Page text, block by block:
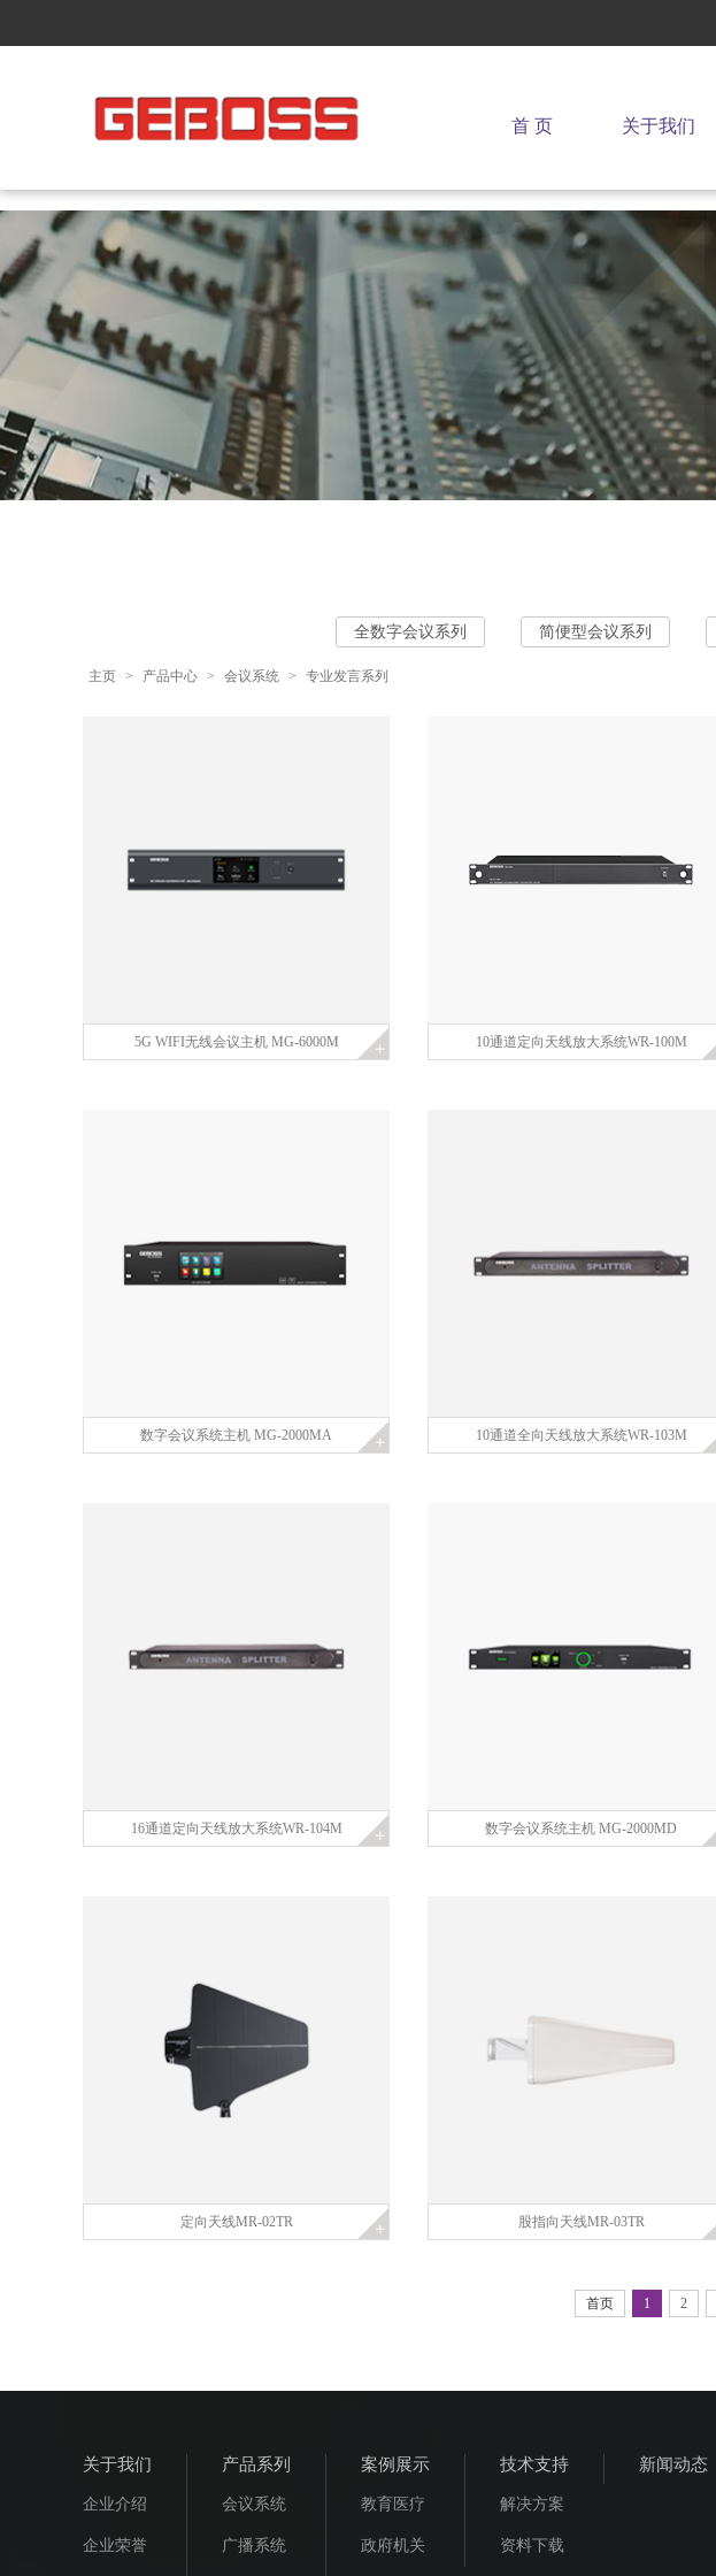
首 页 关于我们
全数字会议系列 简便型会议系列
主页 > 产品中心 > 会议系统 > 专业发言系列
5G WIFI无线会议主机 MG-6000M 10通道定向天线放大系统WR-100M
数字会议系统主机 MG-2000MA 10通道全向天线放大系统WR-103M
16通道定向天线放大系统WR-104M 数字会议系统主机 MG-2000MD
定向天线MR-02TR 股指向天线MR-03TR
首页 1 2
关于我们
企业介绍
企业荣誉
产品系列
会议系统
广播系统
案例展示
教育医疗
政府机关
技术支持
解决方案
资料下载
新闻动态